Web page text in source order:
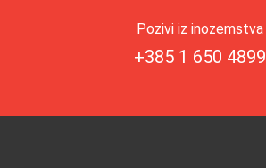
Pozivi iz inozemstva
+385 1 650 4899